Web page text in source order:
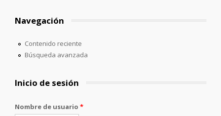
Navegación
Contenido reciente
Búsqueda avanzada
Inicio de sesión
Nombre de usuario *